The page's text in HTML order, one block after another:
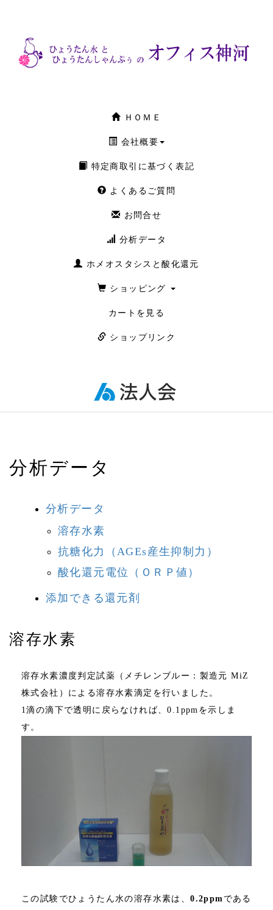
ＨＯＭＥ
会社概要
特定商取引に基づく表記
よくあるご質問
お問合せ
分析データ
ホメオスタシスと酸化還元
ショッピング
カートを見る
ショップリンク
分析データ
分析データ
溶存水素
抗糖化力（AGEs産生抑制力）
酸化還元電位（ＯＲＰ値）
添加できる還元剤
溶存水素
溶存水素濃度判定試薬（メチレンブルー：製造元 MiZ
株式会社）による溶存水素滴定を行いました。
1滴の滴下で透明に戻らなければ、0.1ppmを示しま
す。
この試験でひょうたん水の溶存水素は、0.2ppm である